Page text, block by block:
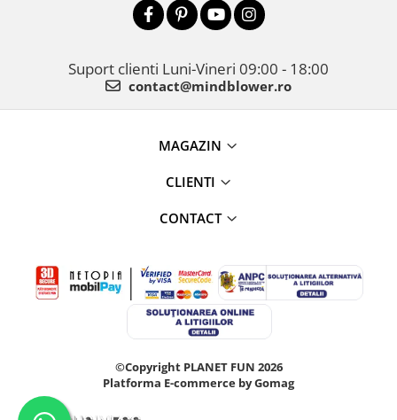
Suport clienti Luni-Vineri 09:00 - 18:00
contact@mindblower.ro
MAGAZIN
CLIENTI
CONTACT
©Copyright PLANET FUN 2026
Platforma E-commerce by Gomag